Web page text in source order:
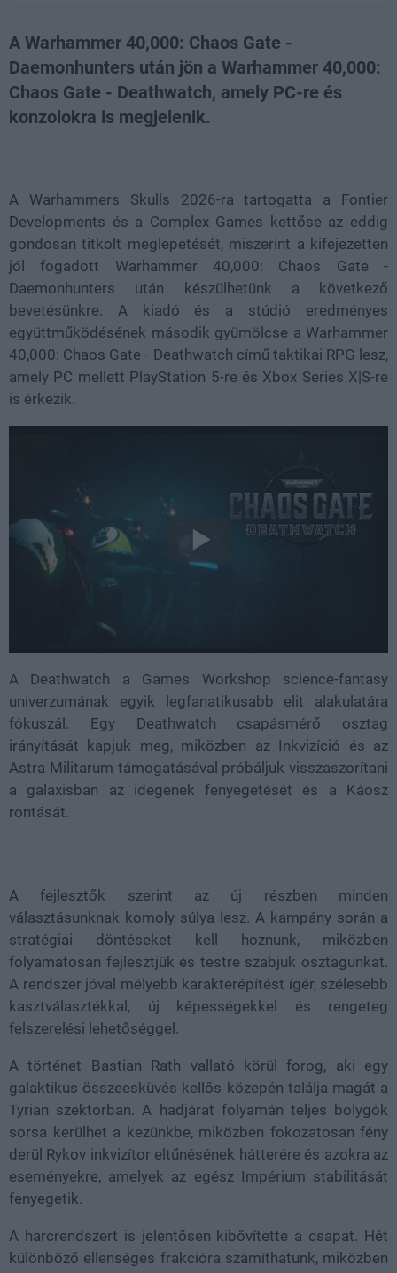
A Warhammer 40,000: Chaos Gate -
Daemonhunters után jön a Warhammer 40,000:
Chaos Gate - Deathwatch, amely PC-re és
konzolokra is megjelenik.
A Warhammers Skulls 2026-ra tartogatta a Fontier
Developments és a Complex Games kettőse az eddig
gondosan titkolt meglepetését, miszerint a kifejezetten
jól fogadott Warhammer 40,000: Chaos Gate -
Daemonhunters után készülhetünk a következő
bevetésünkre. A kiadó és a stúdió eredményes
együttműködésének második gyümölcse a Warhammer
40,000: Chaos Gate - Deathwatch című taktikai RPG lesz,
amely PC mellett PlayStation 5-re és Xbox Series X|S-re
is érkezik.
A Deathwatch a Games Workshop science-fantasy
univerzumának egyik legfanatikusabb elit alakulatára
fókuszál. Egy Deathwatch csapásmérő osztag
irányítását kapjuk meg, miközben az Inkvizíció és az
Astra Militarum támogatásával próbáljuk visszaszorítani
a galaxisban az idegenek fenyegetését és a Káosz
rontását.
A fejlesztők szerint az új részben minden
választásunknak komoly súlya lesz. A kampány során a
stratégiai döntéseket kell hoznunk, miközben
folyamatosan fejlesztjük és testre szabjuk osztagunkat.
A rendszer jóval mélyebb karakterépítést ígér, szélesebb
kasztválasztékkal, új képességekkel és rengeteg
felszerelési lehetőséggel.
A történet Bastian Rath vallató körül forog, aki egy
galaktikus összeesküvés kellős közepén találja magát a
Tyrian szektorban. A hadjárat folyamán teljes bolygók
sorsa kerülhet a kezünkbe, miközben fokozatosan fény
derül Rykov inkvizítor eltűnésének hátterére és azokra az
eseményekre, amelyek az egész Impérium stabilitását
fenyegetik.
A harcrendszert is jelentősen kibővítette a csapat. Hét
különböző ellenséges frakcióra számíthatunk, miközben